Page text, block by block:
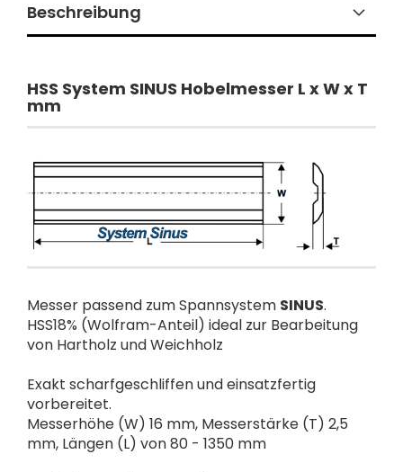
Beschreibung
​HSS System SINUS Hobelmesser L x W x T
mm
Messer passend zum Spannsystem SINUS.
HSS18% (Wolfram-Anteil) ideal zur Bearbeitung
von Hartholz und Weichholz
Exakt scharfgeschliffen und einsatzfertig
vorbereitet.
Messerhöhe (W) 16 mm, Messerstärke (T) 2,5
mm, Längen (L) von 80 - 1350 mm